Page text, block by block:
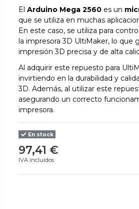
ElArduino Mega 2560 es un
que se utiliza en muchas
En este caso, se utiliza para
la impresora 3D UltiMaker, lo que
impresión 3D precisa y de alta
Al adquirir este repuesto para
invirtiendo en la durabilidad y
3D. Además, al utilizar este
asegurando un correcto
impresora.
En stock
97,41 €
IVA incluidos